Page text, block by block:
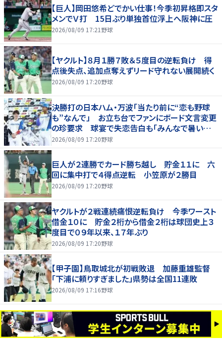
【巨人】岡田悠希どでかい仕事！今季初昇格即スタ
メンでＶ打 15日ぶり単独首位浮上へ阪神に圧
2026/08/09 17:21 野球
【ヤクルト】８月１勝７敗＆５度目の逆転負け 得
点後失点、追加点奪えずリード守れない展開続く
2026/08/09 17:20野球
決勝打の日本ハム・万波「当たり前に“恋も野球
も”なんで」 お立ち台でファンにボード文言変更
の珍要求 球宴で失恋告白も「みんなで暑い夏
にしましょう！」
2026/08/09 17:20野球
巨人が２連勝でカード勝ち越し 貯金１１に 六
回に集中打で４得点逆転 小笠原が２勝目
2026/08/09 17:20野球
ヤクルトが２戦連続痛恨逆転負け 今季ワースト
借金１０に 貯金２桁から借金２桁は球団史上３
度目で０９年以来、１７年ぶり
2026/08/09 17:20野球
【甲子園】鳥取城北が初戦敗退 加藤重雄監督
「下浦に頼りすぎました」県勢は全国11連敗
2026/08/09 17:16野球